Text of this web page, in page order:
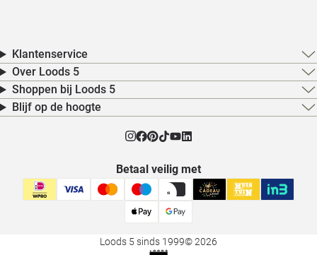
Klantenservice
Over Loods 5
Shoppen bij Loods 5
Blijf op de hoogte
Betaal veilig met
Loods 5 sinds 1999© 2026